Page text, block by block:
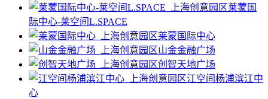
莱蒙国
际中心-莱空间L.SPACE
莱蒙国际中心
山金金融广场
创智天地广场
江空间杨浦滨江中
心